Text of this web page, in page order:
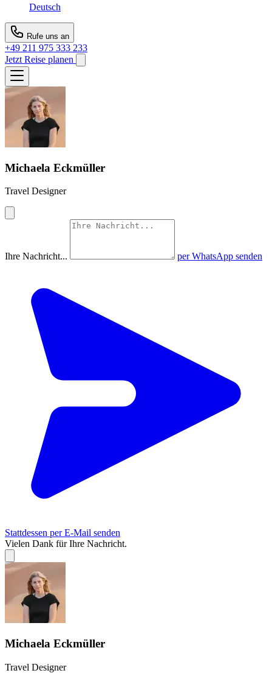
Deutsch
Rufe uns an
+49 211 975 333 233
Jetzt Reise planen
Michaela Eckmüller
Travel Designer
Ihre Nachricht... per WhatsApp senden
Stattdessen per E-Mail senden
Vielen Dank für Ihre Nachricht.
Michaela Eckmüller
Travel Designer